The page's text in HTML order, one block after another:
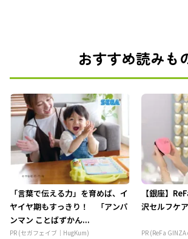
おすすめ読みも
「言葉で伝える力」を育めば、イ
ヤイヤ期もすっきり！ 「アンパ
ンマン ことばずかん...
PR (セガフェイブ｜HugKum)
【銀座】
沢セルフケア
PR (ReFa GINZA